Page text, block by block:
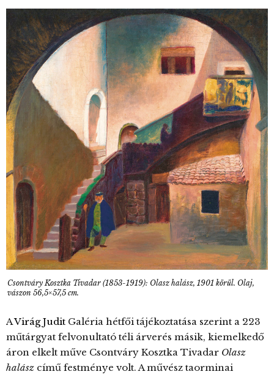
Csontváry Kosztka Tivadar (1853-1919): Olasz halász, 1901 körül. Olaj,
vászon 56,5×57,5 cm.
AVirág Judit Galéria hétfői tájékoztatása szerint a 223
műtárgyat felvonultató téli árverés másik, kiemelkedő
áron elkelt műve Csontváry Kosztka Tivadar Olasz
halász című festménye volt. A művész taorminai